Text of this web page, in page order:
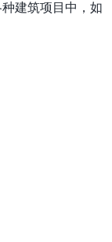
建筑项目中，如